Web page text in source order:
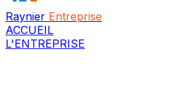
Raynier Entreprise
ACCUEIL
L'ENTREPRISE